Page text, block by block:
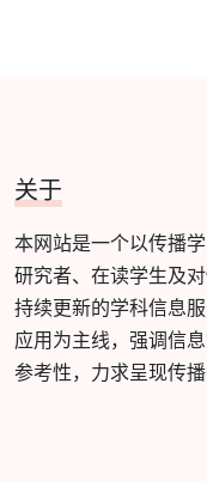
关于
本网站是一个以传播
研究者、在读学生及
持续更新的学科信息
应用为主线，强调信
参考性，力求呈现传